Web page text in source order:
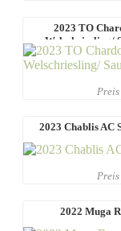
2023 TO
Welschriesling/
2023 Chablis AC
2022 Muga